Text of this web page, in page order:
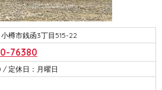
樽市銭函3丁目515-22
76380
定休日：月曜日